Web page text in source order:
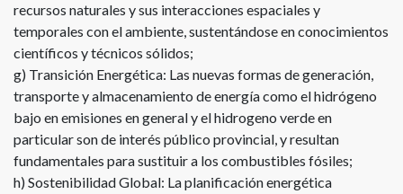
recursos naturales y sus interacciones espaciales y
temporales con el ambiente, sustentándose en conocimientos
científicos y técnicos sólidos;
g) Transición Energética: Las nuevas formas de generación,
transporte y almacenamiento de energía como el hidrógeno
bajo en emisiones en general y el hidrogeno verde en
particular son de interés público provincial, y resultan
fundamentales para sustituir a los combustibles fósiles;
h) Sostenibilidad Global: La planificación energética